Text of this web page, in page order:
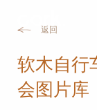
返回
软木自行
会图片库